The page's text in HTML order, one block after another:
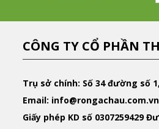
CÔNG TY CỔ PHẦN
Trụ sở chính: Số 34 đường số
Email:
Giấy phép KD số 0307259429